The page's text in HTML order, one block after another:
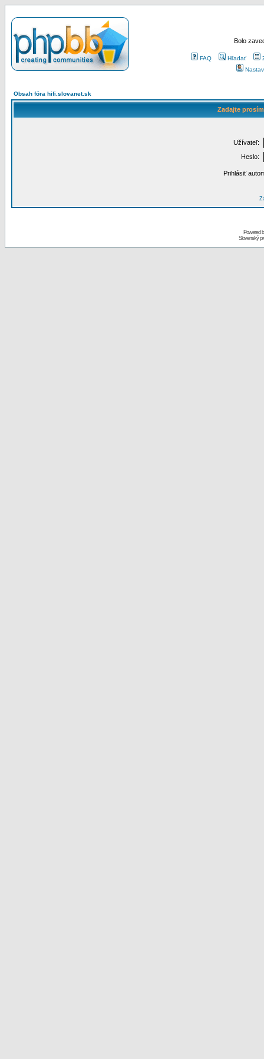
Bolo
FAQ Hľadať
Obsah fóra hifi.slovanet.sk
Zadajte
Užívateľ:
Heslo:
Prihlásiť
Powered
Slovenský